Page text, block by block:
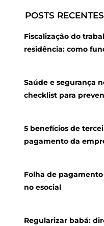
POSTS RECENTES
Fiscalização do
residência: como
Saúde e segurança
checklist para
5 benefícios de
pagamento da
Folha de
no esocial
Regularizar babá: